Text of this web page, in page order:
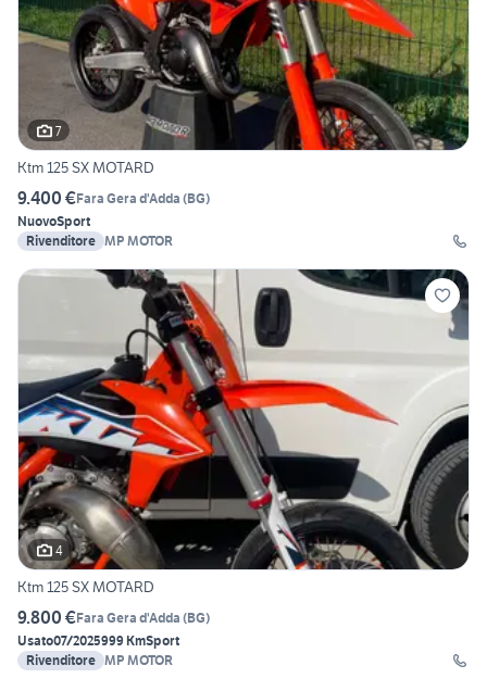
7
Ktm 125 SX MOTARD
9.400 €Fara Gera d'Adda (BG)
NuovoSport
Rivenditore MP MOTOR
4
Ktm 125 SX MOTARD
9.800 €Fara Gera d'Adda (BG)
Usato07/2025999 KmSport
Rivenditore MP MOTOR